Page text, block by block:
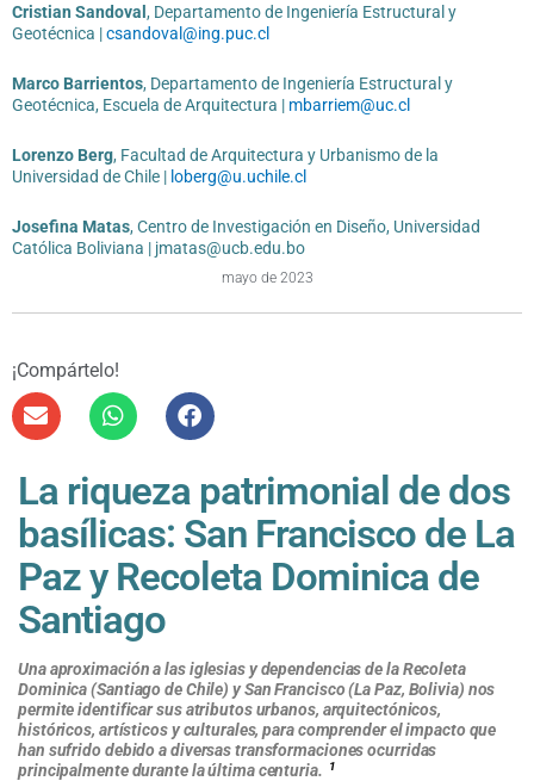
Cristian Sandoval , Departamento de Ingeniería Estructural y
Geotécnica |csandoval@ing.puc.cl
Marco Barrientos, Departamento de Ingeniería Estructural y
Geotécnica, Escuela de Arquitectura | mbarriem@uc.cl
Lorenzo Berg, Facultad de Arquitectura y Urbanismo de la
Universidad de Chile | loberg@u.uchile.cl
Josefina Matas, Centro de Investigación en Diseño, Universidad
Católica Boliviana | jmatas@ucb.edu.bo
mayo de 2023
¡Compártelo!
La riqueza patrimonial de dos
basílicas: San Francisco de La
Paz y Recoleta Dominica de
Santiago
Una aproximación a las iglesias y dependencias de la Recoleta
Dominica (Santiago de Chile) y San Francisco (La Paz, Bolivia) nos
permite identificar sus atributos urbanos, arquitectónicos,
históricos, artísticos y culturales, para comprender el impacto que
han sufrido debido a diversas transformaciones ocurridas
principalmente durante la última centuria. 1